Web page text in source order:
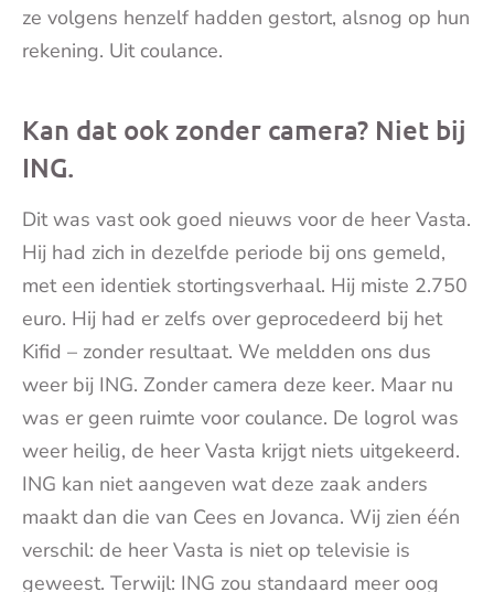
ze volgens henzelf hadden gestort, alsnog op hun
rekening. Uit coulance.
Kan dat ook zonder camera? Niet bij
ING.
Dit was vast ook goed nieuws voor de heer Vasta.
Hij had zich in dezelfde periode bij ons gemeld,
met een identiek stortingsverhaal. Hij miste 2.750
euro. Hij had er zelfs over geprocedeerd bij het
Kifid – zonder resultaat. We meldden ons dus
weer bij ING. Zonder camera deze keer. Maar nu
was er geen ruimte voor coulance. De logrol was
weer heilig, de heer Vasta krijgt niets uitgekeerd.
ING kan niet aangeven wat deze zaak anders
maakt dan die van Cees en Jovanca. Wij zien één
verschil: de heer Vasta is niet op televisie is
geweest. Terwijl: ING zou standaard meer oog